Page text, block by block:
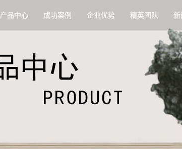
产品中心 成功案例 企业优势 精英团队 新